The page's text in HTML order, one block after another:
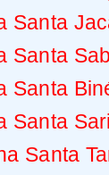
Santa
Santa
Santa
Santa
Santa